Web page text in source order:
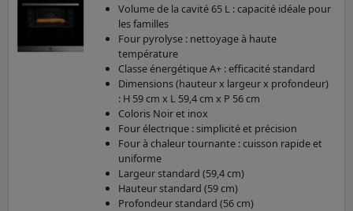
Volume de la cavité 65 L : capacité idéale pour
les familles
Four pyrolyse : nettoyage à haute
température
Classe énergétique A+ : efficacité standard
Dimensions (hauteur x largeur x profondeur)
: H 59 cm x L 59,4 cm x P 56 cm
Coloris Noir et inox
Four électrique : simplicité et précision
Four à chaleur tournante : cuisson rapide et
uniforme
Largeur standard (59,4 cm)
Hauteur standard (59 cm)
Profondeur standard (56 cm)